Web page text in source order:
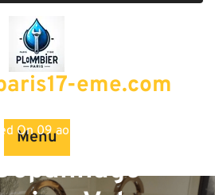
eme.com
Menu
On 09 août 2024